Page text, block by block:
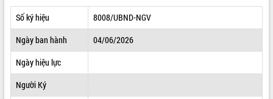
TIN TỨC SỰ KIỆN
SỞ, BAN, NGÀNH
THÔNG TIN CHỈ ĐẠO ĐIỀU HÀNH
Số ký hiệu
8008/UBND-NGV
Ngày ban hành
04/06/2026
Ngày hiệu lực
Người Ký